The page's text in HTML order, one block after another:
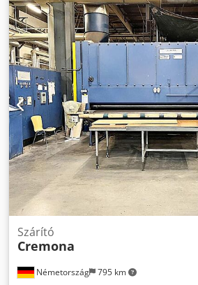
teljeskörű felújítás után. Műszaki
átmérője: 100 cm, 70 cm a
leoldási hossz: 1450 mm
Németország 795 km
Szárító
Cremona